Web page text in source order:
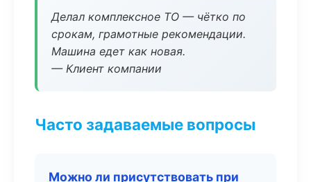
Делал комплексное ТО — чётко по
срокам, грамотные рекомендации.
Машина едет как новая.
— Клиент компании
Часто задаваемые вопросы
Можно ли присутствовать при